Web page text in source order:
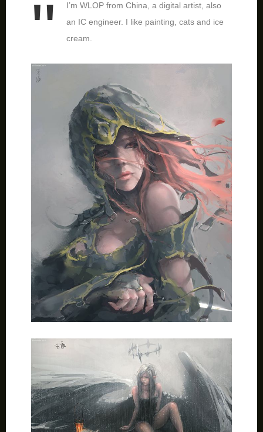
I’m WLOP from China, a digital artist, also
an IC engineer. I like painting, cats and ice
cream.